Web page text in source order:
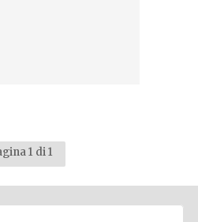
1 di 1